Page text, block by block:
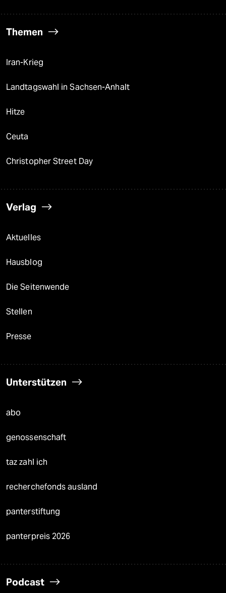
Themen
Iran-Krieg
Landtagswahl in Sachsen-Anhalt
Hitze
Ceuta
Christopher Street Day
Verlag
Aktuelles
Hausblog
Die Seitenwende
Stellen
Presse
Unterstützen
abo
genossenschaft
taz zahl ich
recherchefonds ausland
panterstiftung
panterpreis 2026
Podcast